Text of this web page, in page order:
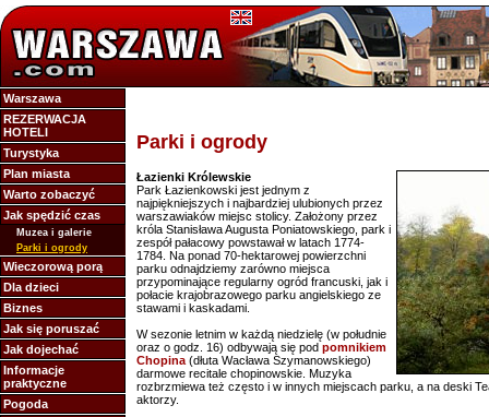
Warszawa
REZERWACJA
HOTELI
Turystyka
Plan miasta
Warto zobaczyć
Jak spędzić czas
Muzea i galerie
Parki i ogrody
Wieczorową porą
Dla dzieci
Biznes
Jak się poruszać
Jak dojechać
Informacje
praktyczne
Pogoda
Parki i ogrody
Łazienki Królewskie
Park Łazienkowski jest jednym z
najpiękniejszych i najbardziej ulubionych przez
warszawiaków miejsc stolicy. Założony przez
króla Stanisława Augusta Poniatowskiego, park i
zespół pałacowy powstawał w latach 1774-
1784. Na ponad 70-hektarowej powierzchni
parku odnajdziemy zarówno miejsca
przypominające regularny ogród francuski, jak i
połacie krajobrazowego parku angielskiego ze
stawami i kaskadami.
W sezonie letnim w każdą niedzielę (w południe
oraz o godz. 16) odbywają się pod pomnikiem
Chopina (dłuta Wacława Szymanowskiego)
darmowe recitale chopinowskie. Muzyka
rozbrzmiewa też często i w innych miejscach parku, a na deski
aktorzy.